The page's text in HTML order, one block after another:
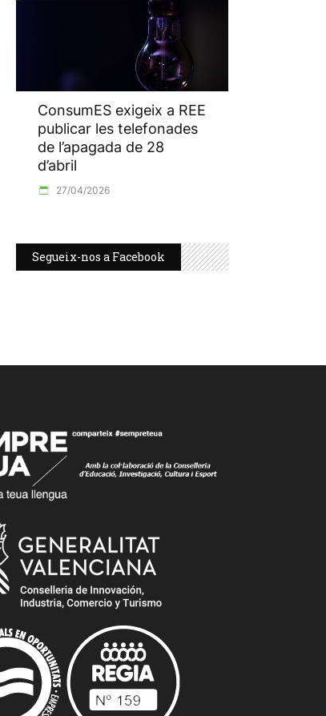
ConsumES exigeix a REE
publicar les telefonades
de l’apagada de 28
d’abril
27/04/2026
Segueix-nos a Facebook